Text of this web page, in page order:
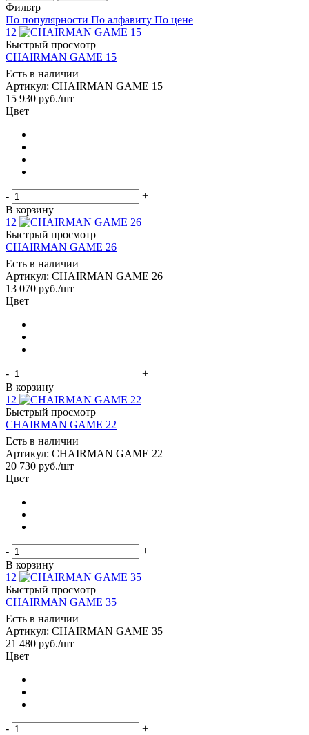
Фильтр
По популярности По алфавиту По цене
12
Быстрый просмотр
CHAIRMAN GAME 15
Есть в наличии
Артикул: CHAIRMAN GAME 15
15 930 руб./шт
Цвет
-
+
В корзину
12
Быстрый просмотр
CHAIRMAN GAME 26
Есть в наличии
Артикул: CHAIRMAN GAME 26
13 070 руб./шт
Цвет
-
+
В корзину
12
Быстрый просмотр
CHAIRMAN GAME 22
Есть в наличии
Артикул: CHAIRMAN GAME 22
20 730 руб./шт
Цвет
-
+
В корзину
12
Быстрый просмотр
CHAIRMAN GAME 35
Есть в наличии
Артикул: CHAIRMAN GAME 35
21 480 руб./шт
Цвет
-
+